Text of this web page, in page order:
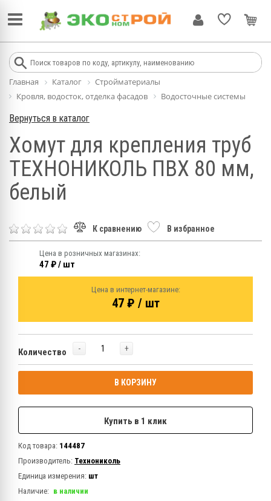
Главная Каталог
Стройматериалы
Кровля, водосток, отделка фасадов
Водосточные системы
Вернуться в каталог
Хомут для крепления труб
ТЕХНОНИКОЛЬ ПВХ 80 мм,
белый
К сравнению В избранное
Цена в розничных магазинах:
47 ₽ / шт
Цена в интернет-магазине:
47 ₽ / шт
Количество - +
В КОРЗИНУ
Купить в 1 клик
Код товара: 144487
Производитель: Технониколь
Единица измерения: шт
Наличие: в наличии